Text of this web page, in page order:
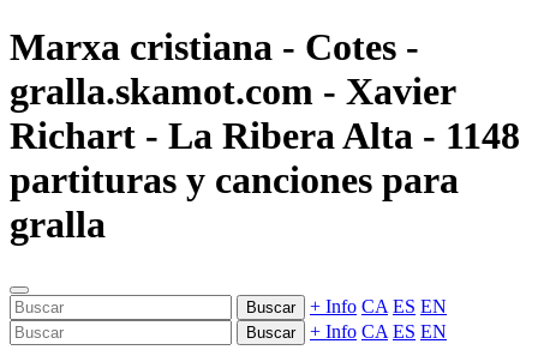
Marxa cristiana - Cotes -
gralla.skamot.com - Xavier
Richart - La Ribera Alta - 1148
partituras y canciones para
gralla
Buscar + Info CA ES EN
Buscar + Info CA ES EN